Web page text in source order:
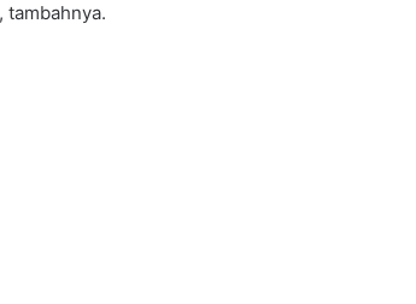
tambahnya.